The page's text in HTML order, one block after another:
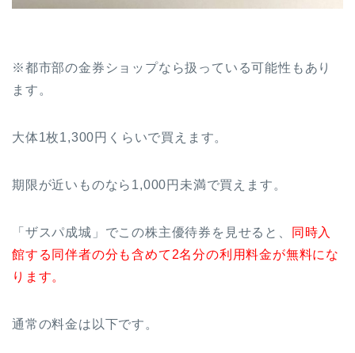
※都市部の金券ショップなら扱っている可能性もあり
ます。
大体1枚1,300円くらいで買えます。
期限が近いものなら1,000円未満で買えます。
「ザスパ成城」でこの株主優待券を見せると、
同時入
館する同伴者の分も含めて2名分の利用料金が無料にな
ります。
通常の料金は以下です。